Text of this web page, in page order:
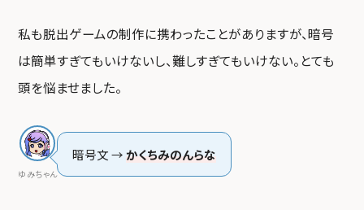
私も脱出ゲームの制作に携わったことがありますが、暗号
は簡単すぎてもいけないし、難しすぎてもいけない。とても
頭を悩ませました。
ゆみちゃん
暗号文 →かくちみのんらな